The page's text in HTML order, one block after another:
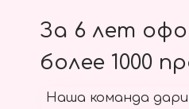
За 6 лет
более 1000
Наша команда